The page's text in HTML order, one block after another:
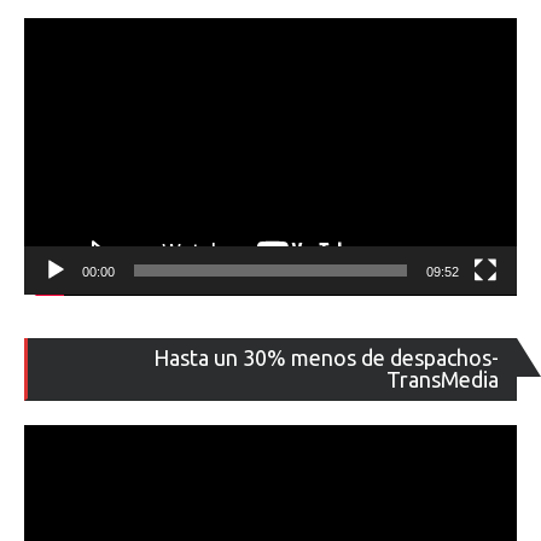
00:00 09:52
Hasta un 30% menos de despachos-
TransMedia
de